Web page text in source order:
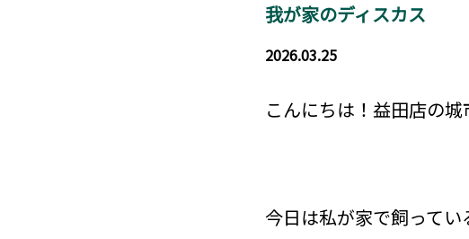
我が家のディスカス
2026.03.25
こんにちは！益田店の城
今日は私が家で飼って